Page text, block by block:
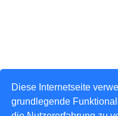
Diese Internetseite
grundlegende